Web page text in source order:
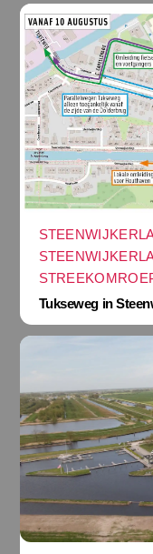
Tukseweg in